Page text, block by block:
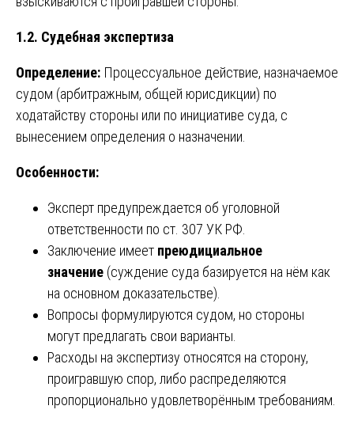
1.2. Судебная экспертиза
Определение: Процессуальное действие, назначаемое
судом (арбитражным, общей юрисдикции) по
ходатайству стороны или по инициативе суда, с
вынесением определения о назначении.
Особенности:
Эксперт предупреждается об уголовной
ответственности по ст. 307 УК РФ.
Заключение имеет преюдициальное
значение (суждение суда базируется на нём как
на основном доказательстве).
Вопросы формулируются судом, но стороны
могут предлагать свои варианты.
Расходы на экспертизу относятся на сторону,
проигравшую спор, либо распределяются
пропорционально удовлетворённым требованиям.